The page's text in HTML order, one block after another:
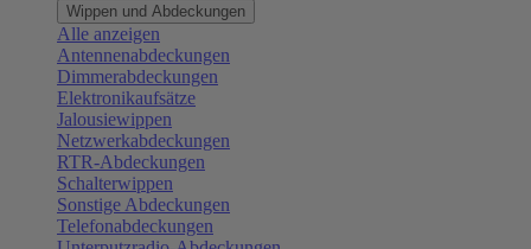
Wippen und Abdeckungen
Alle anzeigen
Antennenabdeckungen
Dimmerabdeckungen
Elektronikaufsätze
Jalousiewippen
Netzwerkabdeckungen
RTR-Abdeckungen
Schalterwippen
Sonstige Abdeckungen
Telefonabdeckungen